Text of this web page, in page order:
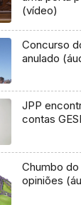
(vídeo)
Concurso
anulado
JPP
contas
Chumbo
opiniões